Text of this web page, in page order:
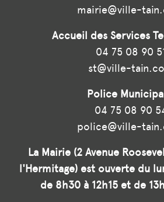
mairie@ville-
Accueil des Services
04 75 08 90
st@ville-
Police
04 75 08 90
police@ville-
La Mairie (2 Avenue
l'Hermitage) est ouverte du
de 8h30 à 12h15 et de